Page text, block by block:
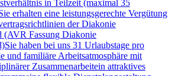
in Teilzeit (maximal 35
erhalten eine leistungsgerechte Vergütung
der Diakonie
(AVR Fassung Diakonie
haben bei uns 31 Urlaubstage pro
und familiäre Arbeitsatmosphäre mit
Zusammenarbeitein attraktives